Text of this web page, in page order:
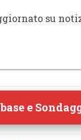
su
e